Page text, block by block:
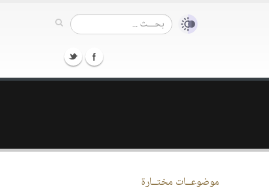
موضوعــات مختــارة